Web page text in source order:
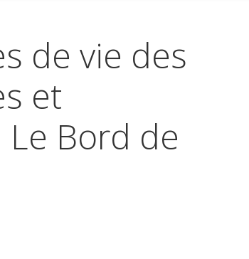
de vie des
et
Bord de